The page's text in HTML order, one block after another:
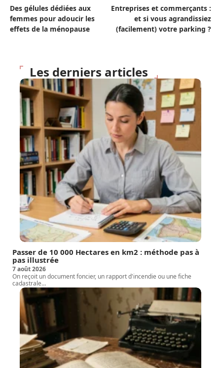
Des gélules dédiées aux
femmes pour adoucir les
effets de la ménopause
Entreprises et commerçants :
et si vous agrandissiez
(facilement) votre parking ?
Les derniers articles
Passer de 10 000 Hectares en km2 : méthode pas à
pas illustrée
7 août 2026
On reçoit un document foncier, un rapport d'incendie ou une fiche
cadastrale…